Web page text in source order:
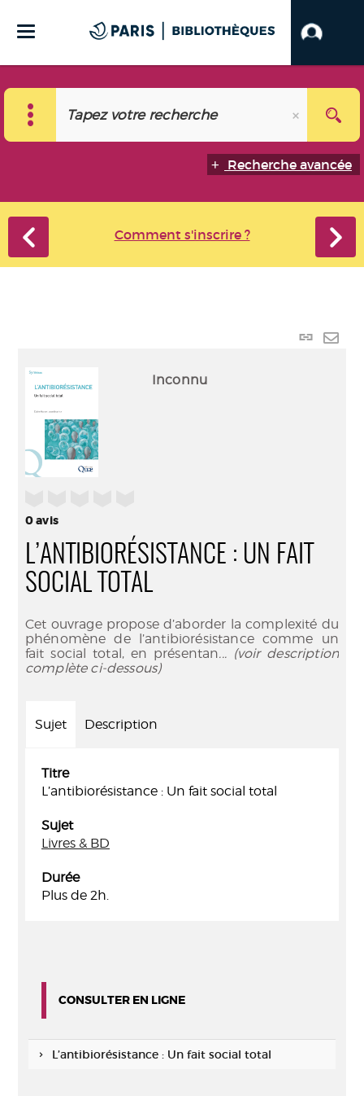
Recherche avancée
Comment s'inscrire ?
Lien
0avis
Inconnu
L’ANTIBIORÉSISTANCE : UN FAIT
SOCIAL TOTAL
Cet ouvrage propose d’aborder la complexité du
phénomène de l’antibiorésistance comme un
fait social total, en présentan... (voir description
complète ci-dessous)
Sujet Description
Titre
L’antibiorésistance : Un fait social total
Sujet
Livres & BD
Durée
Plus de 2h.
CONSULTER EN LIGNE
L’antibiorésistance : Un fait social total